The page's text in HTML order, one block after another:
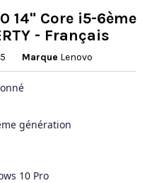
14" Core i5-6ème
- Français
Marque Lenovo
génération
10 Pro